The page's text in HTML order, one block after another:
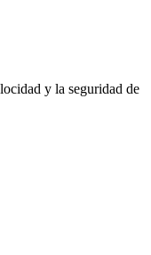
y la seguridad de